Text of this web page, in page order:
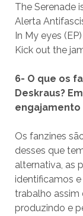
The Serenade
Alerta
In My eyes
Kick out the
6- O que os
Deskraus?
engajamento
Os fanzines
desses que
alternativa, as
identificamos
trabalho assim
produzindo e